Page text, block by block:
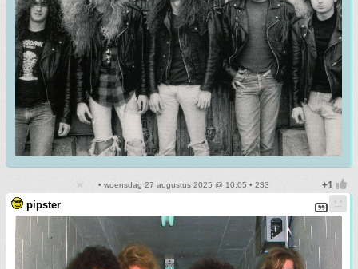
• woensdag 27 augustus 2025 @ 10:05 • 233
pipster